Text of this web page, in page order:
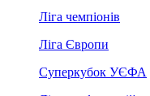
Ліга чемпіонів
Ліга Європи
Суперкубок УЄФА